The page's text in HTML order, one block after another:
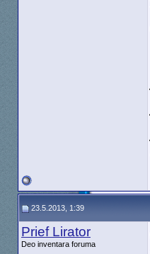
23.5.2013, 1:39
Prief Lirator
Deo inventara foruma